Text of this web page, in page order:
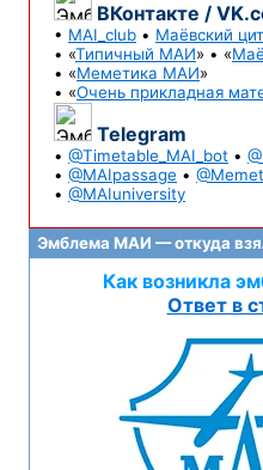
ВКонтакте /
• MAI_club • Маёвский
• «Типичный МАИ» • «
• «Меметика МАИ»
• «Очень прикладная
Telegram
• @Timetable_MAI_bot •
• @MAIpassage •
• @MAIuniversity
Эмблема МАИ — откуда
Как возникла
Ответ в